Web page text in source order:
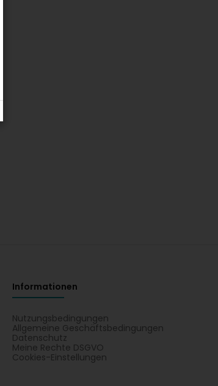
Informationen
Nutzungsbedingungen
Allgemeine Geschäftsbedingungen
Datenschutz
Meine Rechte DSGVO
Cookies-Einstellungen